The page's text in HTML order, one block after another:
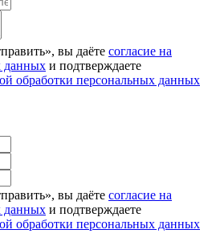
вы даёте согласие на
данных и подтверждаете
обработки персональных данных
вы даёте согласие на
данных и подтверждаете
обработки персональных данных